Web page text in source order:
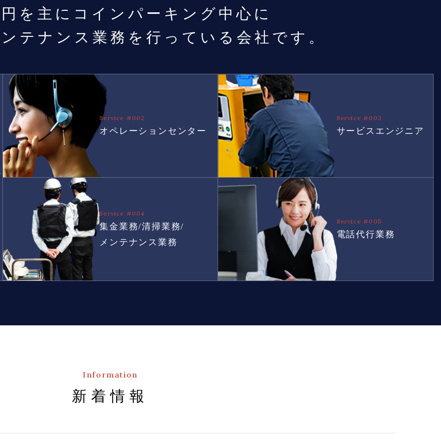
を主に コインパーキング中心に
テナンス業務を 行っている会社です。
Service #002
オペレーションセンター
Service #003
サービスエンジニア
Service #004
集金業務/清掃業務/
メンテナンス業務
Service #005
電話代行業務
Information
新着情報